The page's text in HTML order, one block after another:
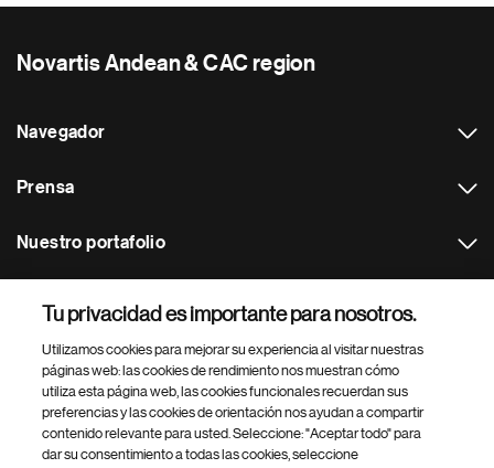
Novartis Andean & CAC region
Navegador
Prensa
Nuestro portafolio
Footer Site Search
Tu privacidad es importante para nosotros.
Utilizamos cookies para mejorar su experiencia al visitar nuestras
páginas web: las cookies de rendimiento nos muestran cómo
utiliza esta página web, las cookies funcionales recuerdan sus
preferencias y las cookies de orientación nos ayudan a compartir
contenido relevante para usted. Seleccione: "Aceptar todo" para
dar su consentimiento a todas las cookies, seleccione